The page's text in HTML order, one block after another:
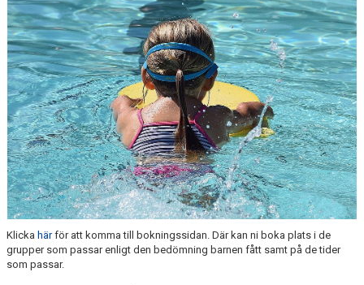
VANLIGA FRÅGOR
KALENDER
ARKIV
Klicka härför att komma till bokningssidan. Där kan ni boka plats i de
grupper som passar enligt den bedömning barnen fått samt på de tider
som passar.